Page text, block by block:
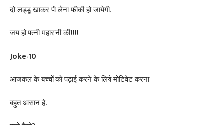
दो लड्डू खाकर पी लेना फीकी हो जायेगी.
जय हो पत्नी महारानी की!!!!
Joke-10
आजकल के बच्चों को पढ़ाई करने के लिये मोटिवेट करना
बहुत आसान है.